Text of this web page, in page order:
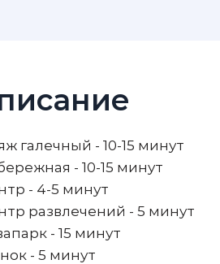
галечный - 10-15 минут
- 10-15 минут
- 4-5 минут
развлечений - 5 минут
- 15 минут
- 5 минут